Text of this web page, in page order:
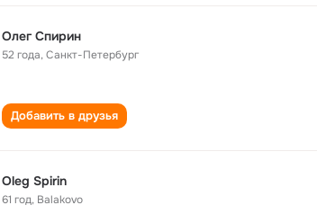
Олег Спирин
52 года,Санкт-Петербург
Добавить в друзья
Oleg Spirin
61 год, Balakovo